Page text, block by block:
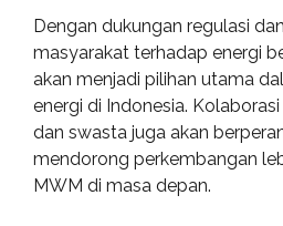
Dengan dukungan regulasi
masyarakat terhadap energi
akan menjadi pilihan utama
energi di Indonesia.
dan swasta juga akan
mendorong perkembangan
MWM di masa depan.